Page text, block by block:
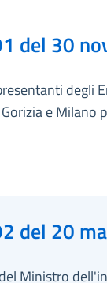
del 30
degli
e Milano
del 20
Ministro